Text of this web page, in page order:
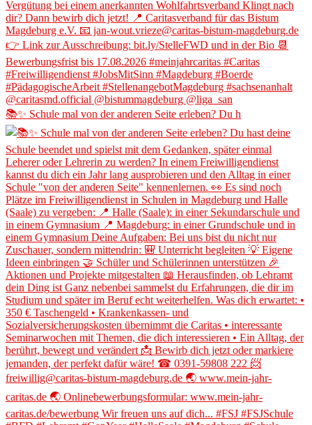
📚✨ Schule mal von der anderen Seite erleben? Du h